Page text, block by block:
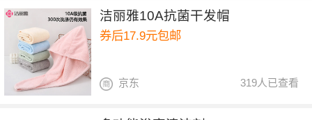
洁丽雅10A抗菌干发帽
券后17.9元包邮
319人已查看
京东